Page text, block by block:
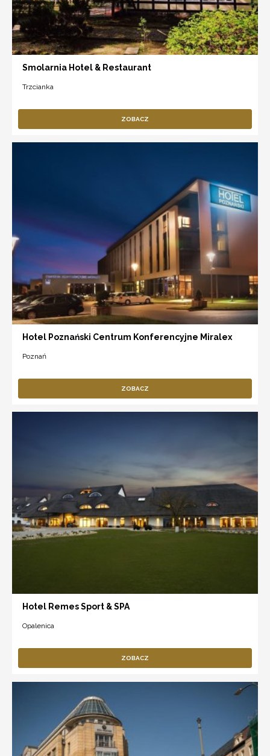
Smolarnia Hotel & Restaurant
Trzcianka
ZOBACZ
Hotel Poznański Centrum Konferencyjne Miralex
Poznań
ZOBACZ
Hotel Remes Sport & SPA
Opalenica
ZOBACZ